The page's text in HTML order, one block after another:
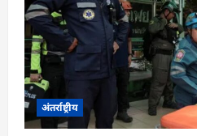
अंतर्राष्ट्रीय